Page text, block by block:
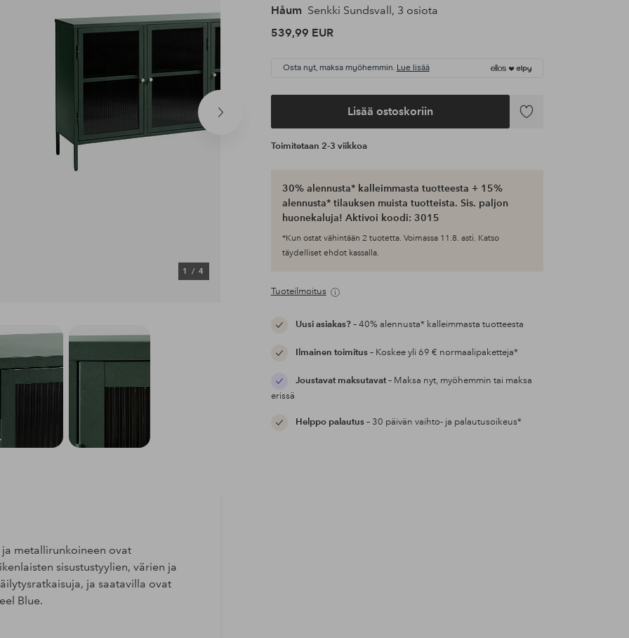
Seuraava
1/ 4
Håum Senkki Sundsvall, 3 osiota
539,99 EUR
Osta nyt, maksa myöhemmin. Lue lisää
Lisää ostoskoriin
Lisää
Toimitetaan 2-3 viikkoa
30% alennusta* kalleimmasta tuotteesta + 15%
alennusta* tilauksen muista tuotteista. Sis. paljon
huonekaluja! Aktivoi koodi: 3015
*Kun ostat vähintään 2 tuotetta. Voimassa 11.8. asti. Katso
täydelliset ehdot kassalla.
Tuoteilmoitus
Uusi asiakas?– 40% alennusta* kalleimmasta tuotteesta
Ilmainen toimitus– Koskee yli 69 € normaalipaketteja*
Joustavat maksutavat– Maksa nyt, myöhemmin tai maksa
erissä
Helppo palautus– 30 päivän vaihto- ja palautusoikeus*
metallirunkoineen ovat
sisustustyylien, värien ja
ja saatavilla ovat
Blue.